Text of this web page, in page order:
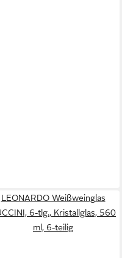
LEONARDO Weißweinglas
6-tlg., Kristallglas, 560
ml, 6-teilig